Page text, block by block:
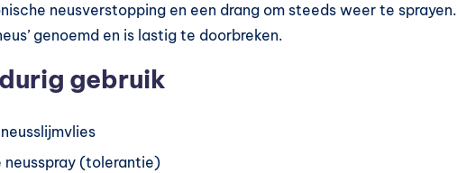
neusverstopping en een drang om steeds weer te sprayen.
genoemd en is lastig te doorbreken.
gebruik
neusspray (tolerantie)